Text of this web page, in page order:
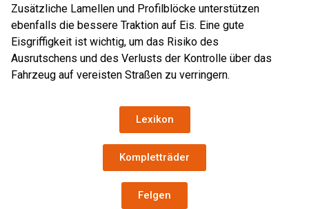
Zusätzliche Lamellen und Profilblöcke unterstützen
ebenfalls die bessere Traktion auf Eis. Eine gute
Eisgriffigkeit ist wichtig, um das Risiko des
Ausrutschens und des Verlusts der Kontrolle über das
Fahrzeug auf vereisten Straßen zu verringern.
Lexikon
Kompletträder
Felgen